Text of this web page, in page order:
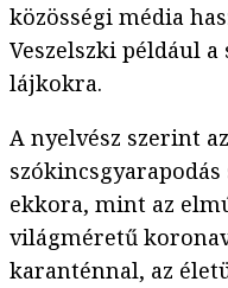
közösségi média
Veszelszki például
lájkokra.
A nyelvész szerint
ekkora, mint az
világméretű
karanténnal, az